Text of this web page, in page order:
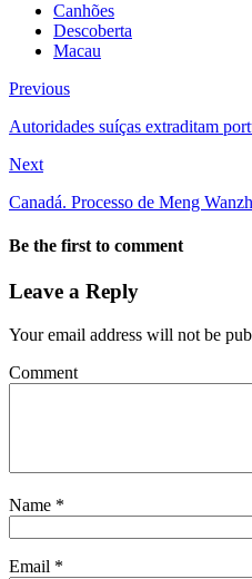
Canhões
Descoberta
Macau
Previous
Autoridades suíças extraditam
Next
Canadá. Processo de Meng
Be the first to comment
Leave a Reply
Your email address will not be
Comment
Name *
Email *